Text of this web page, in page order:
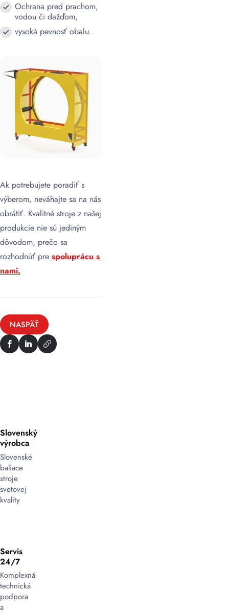
Ochrana pred prachom,
vodou či dažďom,
vysoká pevnosť obalu.
Ak potrebujete poradiť s
výberom, neváhajte sa na nás
obrátiť. Kvalitné stroje z našej
produkcie nie sú jediným
dôvodom, prečo sa
rozhodnúť pre spoluprácu s
nami.
NASPÄŤ
Slovenský
výrobca
Slovenské
baliace
stroje
svetovej
kvality
Servis
24/7
Komplexná
technická
podpora
a